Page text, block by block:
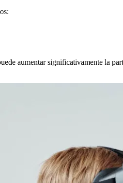
aumentar significativamente la